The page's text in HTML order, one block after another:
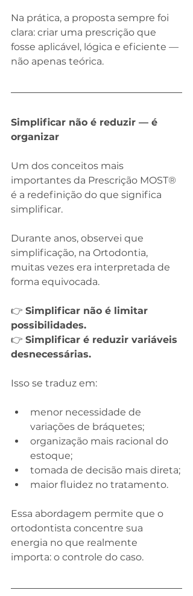
Na prática, a proposta sempre foi
clara: criar uma prescrição que
fosse aplicável, lógica e eficiente —
não apenas teórica.
Simplificar não é reduzir — é
organizar
Um dos conceitos mais
importantes da Prescrição MOST®
é a redefinição do que significa
simplificar.
Durante anos, observei que
simplificação, na Ortodontia,
muitas vezes era interpretada de
forma equivocada.
👉 Simplificar não é limitar
possibilidades.
👉 Simplificar é reduzir variáveis
desnecessárias.
Isso se traduz em:
menor necessidade de
variações de bráquetes;
organização mais racional do
estoque;
tomada de decisão mais direta;
maior fluidez no tratamento.
Essa abordagem permite que o
ortodontista concentre sua
energia no que realmente
importa: o controle do caso.